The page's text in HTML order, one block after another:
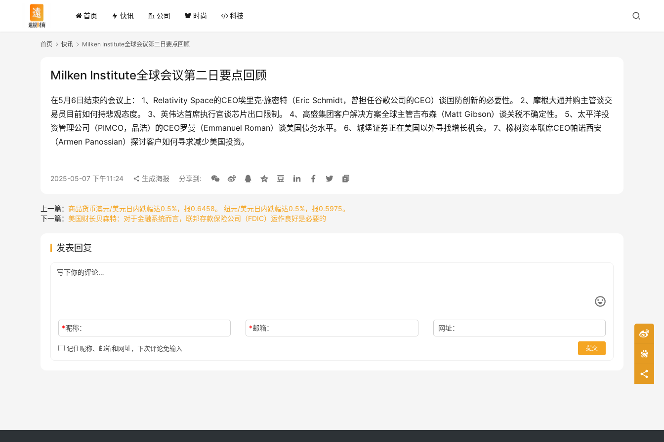
首页 快讯 公司 时尚 科技
首页 快讯 Milken Institute全球会议第二日要点回顾
Milken Institute全球会议第二日要点回顾
在5月6日结束的会议上： 1、Relativity Space的CEO埃里克·施密特（Eric Schmidt，曾担任谷歌公司的CEO）谈国防创新的必要性。 2、摩根大通并购主管谈交
易员目前如何持悲观态度。 3、英伟达首席执行官谈芯片出口限制。 4、高盛集团客户解决方案全球主管吉布森（Matt Gibson）谈关税不确定性。 5、太平洋投
资管理公司（PIMCO，品浩）的CEO罗曼（Emmanuel Roman）谈美国债务水平。 6、城堡证券正在美国以外寻找增长机会。 7、橡树资本联席CEO帕诺西安
（Armen Panossian）探讨客户如何寻求减少美国投资。
2025-05-07 下午11:24 生成海报 分享到:
上一篇： 商品货币澳元/美元日内跌幅达0.5%，报0.6458。 纽元/美元日内跌幅达0.5%，报0.5975。
下一篇： 美国财长贝森特：对于金融系统而言，联邦存款保险公司（FDIC）运作良好是必要的
发表回复
*昵称： *邮箱： 网址：
记住昵称、邮箱和网址，下次评论免输入 提交